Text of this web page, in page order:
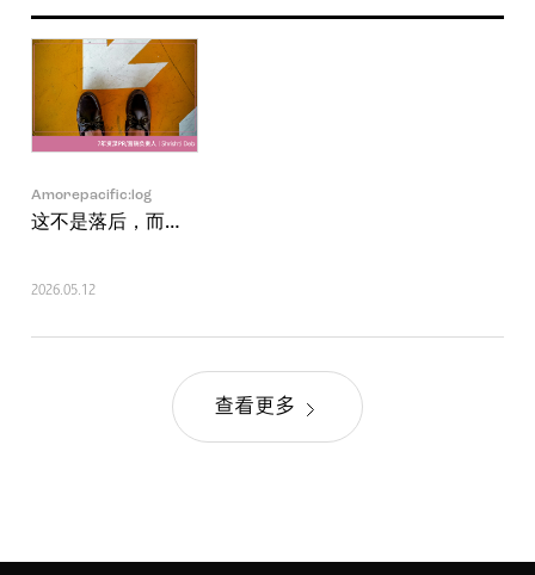
Amorepacific:log
这不是落后，而是重树方向的过程
2026.05.12
查看更多